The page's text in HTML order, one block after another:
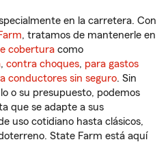
en la carretera. Con
, tratamos de mantenerle en
cobertura como
, contra choques, para gastos
conductores sin seguro. Sin
o su presupuesto, podemos
que se adapte a sus
uso cotidiano hasta clásicos,
State Farm está aquí